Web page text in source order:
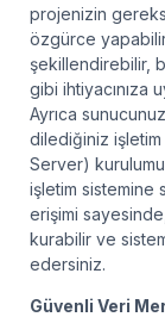
projenizin
özgürce
şekillendirebilir,
gibi ihtiyacınıza
Ayrıca
dilediğiniz işletim
Server)
işletim sistemine
erişimi
kurabilir ve
edersiniz.
Güvenli Veri